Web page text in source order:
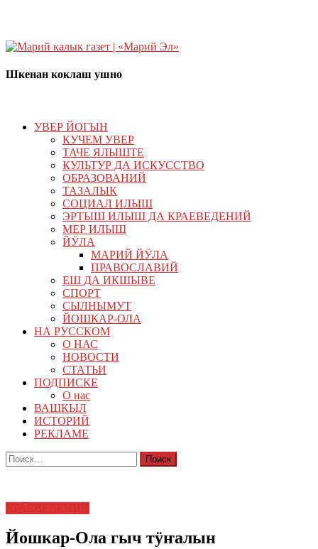
Шкенан коклаш ушно
УВЕР ЙОГЫН
КУЧЕМ УВЕР
ТАЧЕ ЯЛЫШТЕ
КУЛЬТУР ДА ИСКУССТВО
ОБРАЗОВАНИЙ
ТАЗАЛЫК
СОЦИАЛ ИЛЫШ
ЭРТЫШ ИЛЫШ ДА КРАЕВЕДЕНИЙ
МЕР ИЛЫШ
ЙӰЛА
МАРИЙ ЙӰЛА
ПРАВОСЛАВИЙ
ЕШ ДА ИКШЫВЕ
СПОРТ
СЫЛНЫМУТ
ЙОШКАР-ОЛА
НА РУССКОМ
О НАС
НОВОСТИ
СТАТЬИ
ПОДПИСКЕ
О нас
ВАШКЫЛ
ИСТОРИЙ
РЕКЛАМЕ
Найти:
Йошкар-Ола гыч тӱҥалын